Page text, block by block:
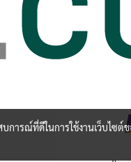
ารณ์ที่ดีในการใช้งานเว็บไซต์